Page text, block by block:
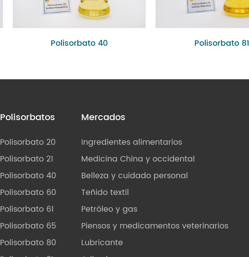
Polisorbato 40 Polisorbato 81
Polisorbatos
Polisorbato 20
Polisorbato 21
Polisorbato 40
Polisorbato 60
Polisorbato 61
Polisorbato 65
Polisorbato 80
Mercados
Ingredientes alimentarios
Medicina China y occidental
Belleza y cuidado personal
Teñido textil
Petróleo y gas
Piensos y medicamentos veterinarios
Lubricante